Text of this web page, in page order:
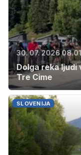
30. 07. 2026 08.01
Dolga reka
Tre Cime
SLOVENIJA